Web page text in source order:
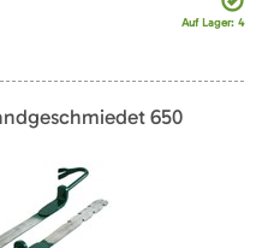
Auf Lager: 4
650